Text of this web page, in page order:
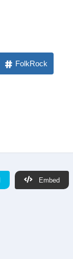
FolkRock
Embed